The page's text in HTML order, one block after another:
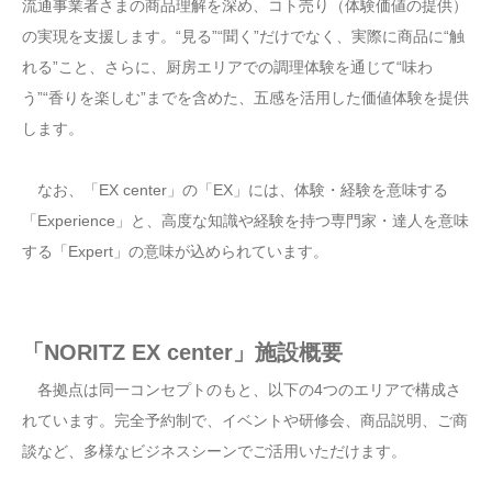
流通事業者さまの商品理解を深め、コト売り（体験価値の提供）
の実現を支援します。“見る”“聞く”だけでなく、実際に商品に“触
れる”こと、さらに、厨房エリアでの調理体験を通じて“味わ
う”“香りを楽しむ”までを含めた、五感を活用した価値体験を提供
します。
なお、「EX center」の「EX」には、体験・経験を意味する
「Experience」と、高度な知識や経験を持つ専門家・達人を意味
する「Expert」の意味が込められています。
「NORITZ EX center」施設概要
各拠点は同一コンセプトのもと、以下の4つのエリアで構成さ
れています。完全予約制で、イベントや研修会、商品説明、ご商
談など、多様なビジネスシーンでご活用いただけます。